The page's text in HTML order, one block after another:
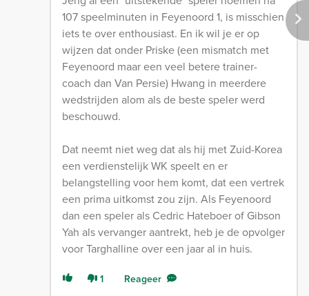
107 speelminuten in Feyenoord 1, is misschien
iets te over enthousiast. En ik wil je er op
wijzen dat onder Priske (een mismatch met
Feyenoord maar een veel betere trainer-
coach dan Van Persie) Hwang in meerdere
wedstrijden alom als de beste speler werd
beschouwd.
Dat neemt niet weg dat als hij met Zuid-Korea
een verdienstelijk WK speelt en er
belangstelling voor hem komt, dat een vertrek
een prima uitkomst zou zijn. Als Feyenoord
dan een speler als Cedric Hateboer of Gibson
Yah als vervanger aantrekt, heb je de opvolger
voor Targhalline over een jaar al in huis.
1 Reageer